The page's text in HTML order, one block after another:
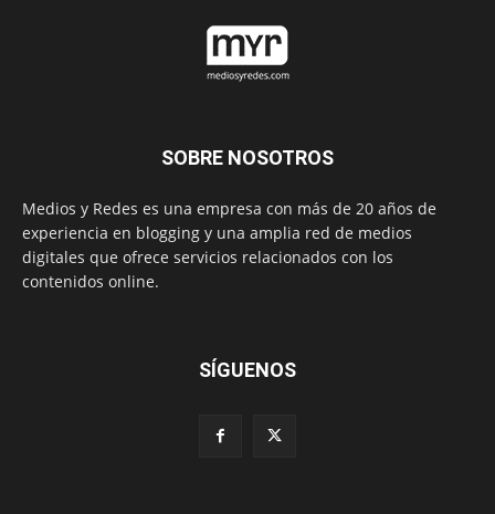
SOBRE NOSOTROS
Medios y Redes es una empresa con más de 20 años de
experiencia en blogging y una amplia red de medios
digitales que ofrece servicios relacionados con los
contenidos online.
SÍGUENOS